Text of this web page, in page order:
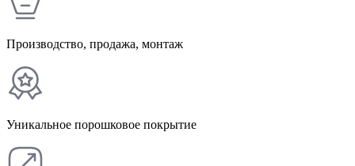
Производство, продажа, монтаж
Уникальное порошковое покрытие